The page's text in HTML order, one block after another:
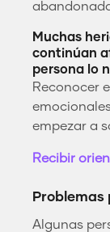
Muchas
continúan
persona lo
Reconocer
empezar a
Recibir
Algunas